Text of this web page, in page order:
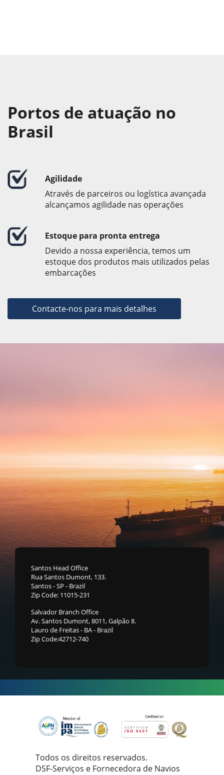
Portos de atuação no
Brasil
Agilidade
Através de parceiros ou logística avançada
alcançamos agilidade nas operações
Estoque para pronta entrega
Devido a nossa experiência, temos um
estoque dos produtos mais utilizados pelas
embarcações
Contacte-nos para mais detalhes
Santos Head Office
Rua Santos Dumont, 133.
Santos - SP - Brazil
Zip Code: 11015-231
Salvador Branch Office
Av. Santos Dumont, 8011, Galpão 8.
Lauro de Freitas - BA - Brazil
Zip Code:42712-740
Todos os direitos reservados.
DSF-Serviços e Fornecedora de Navios